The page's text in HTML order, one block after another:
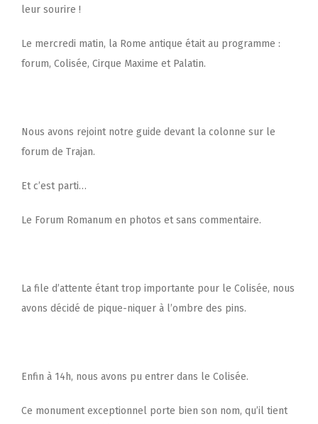
leur sourire !
Le mercredi matin, la Rome antique était au programme :
forum, Colisée, Cirque Maxime et Palatin.
Nous avons rejoint notre guide devant la colonne sur le
forum de Trajan.
Et c’est parti…
Le Forum Romanum en photos et sans commentaire.
La file d’attente étant trop importante pour le Colisée, nous
avons décidé de pique-niquer à l’ombre des pins.
Enfin à 14h, nous avons pu entrer dans le Colisée.
Ce monument exceptionnel porte bien son nom, qu’il tient